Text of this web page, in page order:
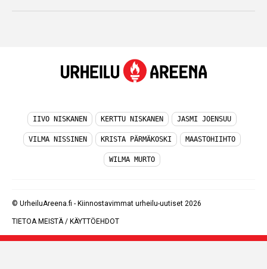
IIVO NISKANEN KERTTU NISKANEN JASMI JOENSUU
VILMA NISSINEN KRISTA PÄRMÄKOSKI MAASTOHIIHTO
WILMA MURTO
© UrheiluAreena.fi - Kiinnostavimmat urheilu-uutiset 2026
TIETOA MEISTÄ/ KÄYTTÖEHDOT